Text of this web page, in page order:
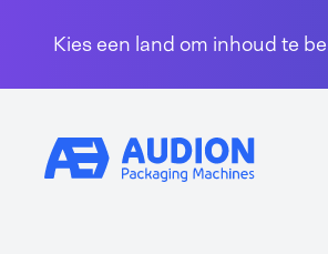
Kies een land om inhoud te